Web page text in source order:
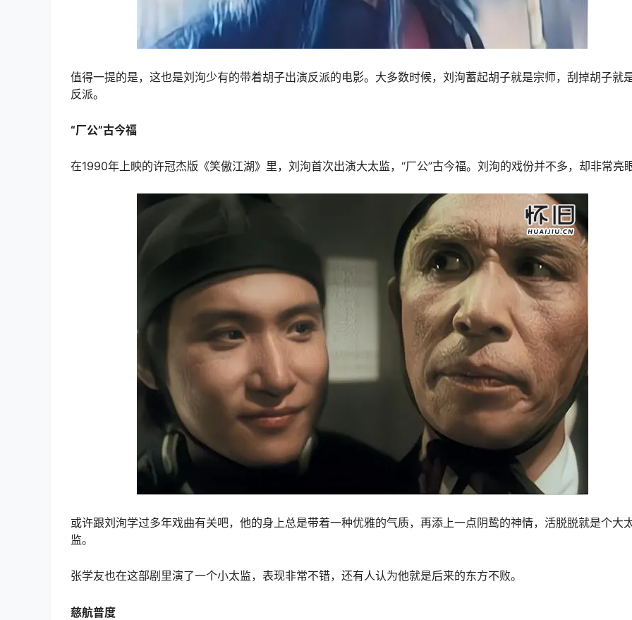
值得一提的是，这也是刘洵少有的带着胡子出演反派的电影。大多数时候，刘洵蓄起胡子就是宗师，刮掉胡子就
反派。
“厂公”古今福
在1990年上映的许冠杰版《笑傲江湖》里，刘洵首次出演大太监，“厂公”古今福。刘洵的戏份并不多，却非常亮
或许跟刘洵学过多年戏曲有关吧，他的身上总是带着一种优雅的气质，再添上一点阴鸷的神情，活脱脱就是个大
监。
张学友也在这部剧里演了一个小太监，表现非常不错，还有人认为他就是后来的东方不败。
慈航普度